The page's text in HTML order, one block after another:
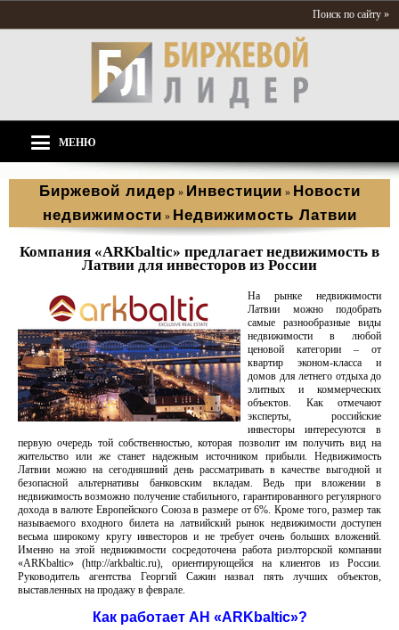
Поиск по сайту »
МЕНЮ
Биржевой лидер » Инвестиции » Новости
недвижимости » Недвижимость Латвии
Компания «ARKbaltic» предлагает недвижимость в
Латвии для инвесторов из России
На рынке недвижимости
Латвии можно подобрать
самые разнообразные виды
недвижимости в любой
ценовой категории – от
квартир эконом-класса и
домов для летнего отдыха до
элитных и коммерческих
объектов. Как отмечают
эксперты, российские
инвесторы интересуются в
первую очередь той собственностью, которая позволит им получить вид на
жительство или же станет надежным источником прибыли. Недвижимость
Латвии можно на сегодняшний день рассматривать в качестве выгодной и
безопасной альтернативы банковским вкладам. Ведь при вложении в
недвижимость возможно получение стабильного, гарантированного регулярного
дохода в валюте Европейского Союза в размере от 6%. Кроме того, размер так
называемого входного билета на латвийский рынок недвижимости доступен
весьма широкому кругу инвесторов и не требует очень больших вложений.
Именно на этой недвижимости сосредоточена работа риэлторской компании
«ARKbaltic» (http://arkbaltic.ru), ориентирующейся на клиентов из России.
Руководитель агентства Георгий Сажин назвал пять лучших объектов,
выставленных на продажу в феврале.
Как работает АН «ARKbaltic»?